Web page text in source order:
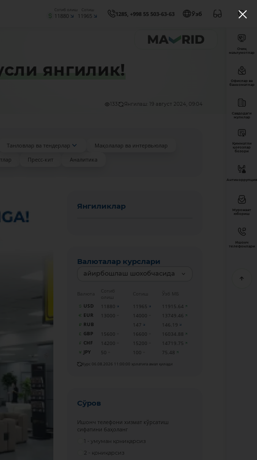
Сотиб олиш
11880
Сотиш
11965 1285, +998 55 503-63-63 Ўзб
янгилик!
133 Янгилаш: 19 август 2024, 09:04
Танловлар ва тендерлар
Мақолалар ва интервьюлар
Пресс-кит Аналитика
Янгиликлар
Валюталар курслари
айирбошлаш шохобчасида
Валюта
Сотиб
олиш
Сотиш
Ўзб МБ
USD
11880 11965
11915.64
EUR
13000 14000
13749.46
RUB
147
146.19
GBP
15600 16600
16034.88
CHF
14200 15200
14719.75
JPY
50 100 75.48
Курс 06.08.2026 11:00:00 ҳолатига амал қилади
Сўров
Ишонч телефони хизмат кўрсатиш
сифатини баҳоланг
1 - умуман қониқарсиз
2 - қониқарсиз
Очиқ
маълумотлар
Офислар ва
банкоматлар
Савдодаги
мулклар
Қимматли
қоғозлар
бозори
Антикоррупция
Мурожаат
юбориш
Ишонч
телефонлари